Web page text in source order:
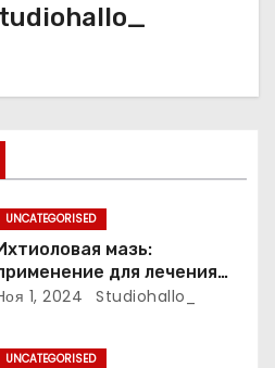
UNCATEGORISED
мазь:
для лечения
1, 2024 Studiohallo_
UNCATEGORISED